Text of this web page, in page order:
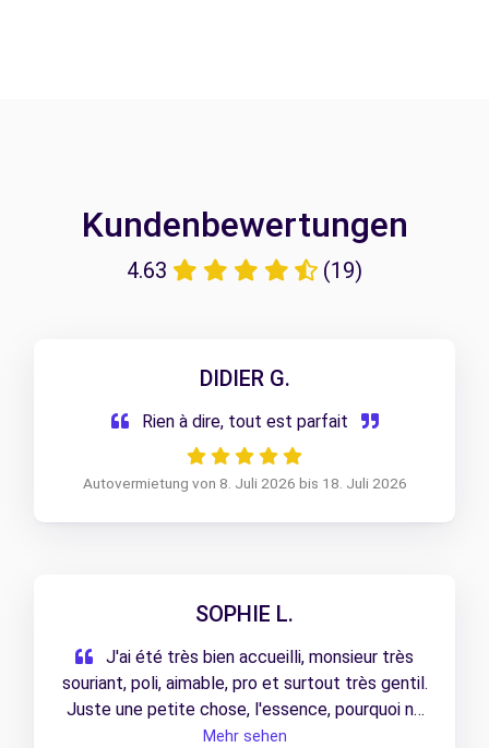
Kundenbewertungen
4.63 (19)
DIDIER G.
Rien à dire, tout est parfait
Autovermietung von 8. Juli 2026 bis 18. Juli 2026
SOPHIE L.
J'ai été très bien accueilli, monsieur très
souriant, poli, aimable, pro et surtout très gentil.
Juste une petite chose, l'essence, pourquoi ne
pas mettre a disposition la voiture avec le plein
Mehr sehen